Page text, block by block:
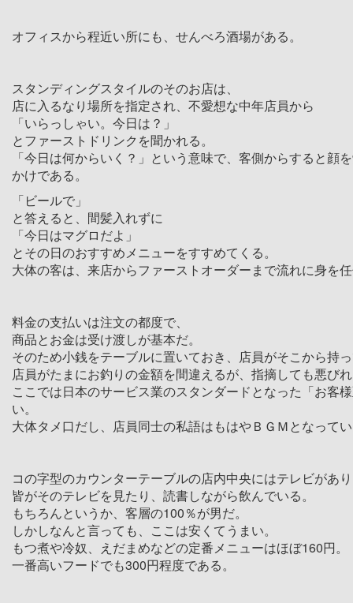
オフィスから程近い所にも、せんべろ酒場がある。
スタンディングスタイルのそのお店は、
店に入るなり場所を指定され、不愛想な中年店員から
「いらっしゃい。今日は？」
とファーストドリンクを聞かれる。
「今日は何からいく？」という意味で、客側からすると顔
かけである。
「ビールで」
と答えると、間髪入れずに
「今日はマグロだよ」
とその日のおすすめメニューをすすめてくる。
大体の客は、来店からファーストオーダーまで流れに身を
料金の支払いは注文の都度で、
商品とお金は受け渡しが基本だ。
そのため小銭をテーブルに置いておき、店員がそこから持
店員がたまにお釣りの金額を間違えるが、指摘しても悪び
ここでは日本のサービス業のスタンダードとなった「お客
い。
大体タメ口だし、店員同士の私語はもはやＢＧＭとなって
コの字型のカウンターテーブルの店内中央にはテレビがあ
皆がそのテレビを見たり、読書しながら飲んでいる。
もちろんというか、客層の100％が男だ。
しかしなんと言っても、ここは安くてうまい。
もつ煮や冷奴、えだまめなどの定番メニューはほぼ160円。
一番高いフードでも300円程度である。